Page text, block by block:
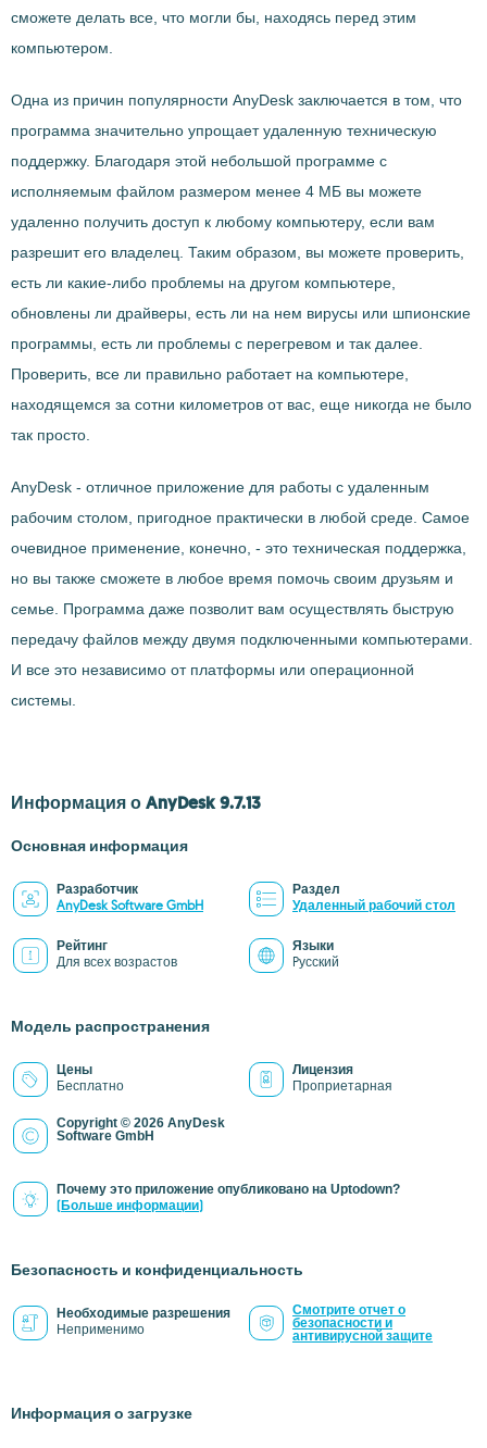
сможете делать все, что могли бы, находясь перед этим
компьютером.
Одна из причин популярности AnyDesk заключается в том, что
программа значительно упрощает удаленную техническую
поддержку. Благодаря этой небольшой программе с
исполняемым файлом размером менее 4 МБ вы можете
удаленно получить доступ к любому компьютеру, если вам
разрешит его владелец. Таким образом, вы можете проверить,
есть ли какие-либо проблемы на другом компьютере,
обновлены ли драйверы, есть ли на нем вирусы или шпионские
программы, есть ли проблемы с перегревом и так далее.
Проверить, все ли правильно работает на компьютере,
находящемся за сотни километров от вас, еще никогда не было
так просто.
AnyDesk - отличное приложение для работы с удаленным
рабочим столом, пригодное практически в любой среде. Самое
очевидное применение, конечно, - это техническая поддержка,
но вы также сможете в любое время помочь своим друзьям и
семье. Программа даже позволит вам осуществлять быструю
передачу файлов между двумя подключенными компьютерами.
И все это независимо от платформы или операционной
системы.
Информация о AnyDesk 9.7.13
Основная информация
Разработчик
AnyDesk Software GmbH
Раздел
Удаленный рабочий стол
Рейтинг
Для всех возрастов
Языки
Pусский
Модель распространения
Цены
Бесплатно
Лицензия
Проприетарная
Copyright © 2026 AnyDesk
Software GmbH
Почему это приложение опубликовано на Uptodown?
(Больше информации)
Безопасность и конфиденциальность
Необходимые разрешения
Неприменимо
Смотрите отчет о
безопасности и
антивирусной защите
Информация о загрузке